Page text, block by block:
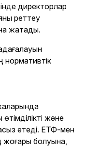
директорлар
реттеу
жатады.
нормативтік
және
етеді. ЕТФ-мен
жоғары болуына,